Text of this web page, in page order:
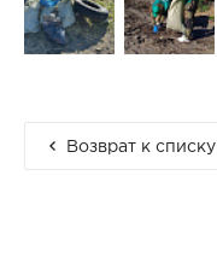
Возврат к списку